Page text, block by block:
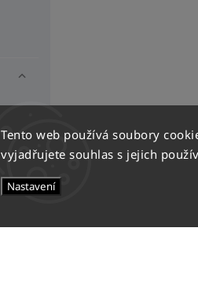
Tento web používá soubory
vyjadřujete souhlas s jejich
Nastavení